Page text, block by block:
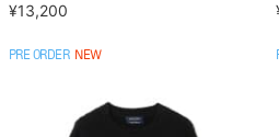
¥13,200
PRE ORDER NEW